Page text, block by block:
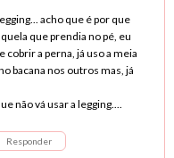
acho que é por que
que prendia no pé, eu
cobrir a perna, já uso a meia
bacana nos outros mas, já
não vá usar a legging....
Responder